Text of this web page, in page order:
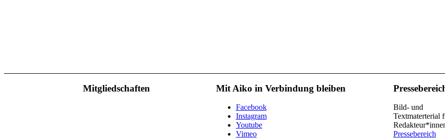
Mitgliedschaften Mit Aiko in Verbindung bleiben
Facebook
Instagram
Youtube
Vimeo
Bild- und
Textmaterterial
Pressebereich